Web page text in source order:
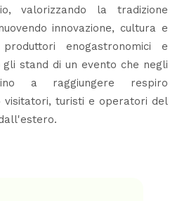
valorizzando la tradizione
innovazione, cultura e
enogastronomici e
stand di un evento che negli
a raggiungere respiro
visitatori, turisti e operatori del